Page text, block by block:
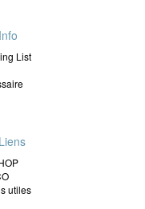
Info
List
Liens
utiles